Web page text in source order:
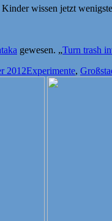
wissen jetzt
gewesen. „Turn trash
2012Kategorien
Experimente,